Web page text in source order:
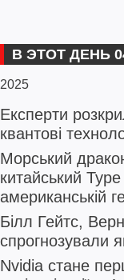
В ЭТОТ ДЕНЬ
2025
Експерти
квантові
Морський
китайський
американській
Білл Гейтс,
спрогнозували
Nvidia стане